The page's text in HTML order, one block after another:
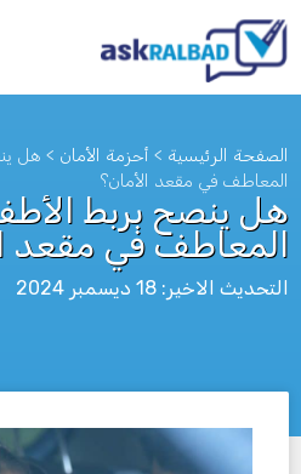
الصفحة الرئيسية > أحزمة الأمان > هل
المعاطف في مقعد الأمان؟
هل ينصح بربط
المعاطف في مقعد
التحديث الاخير: 18 ديسمبر 2024